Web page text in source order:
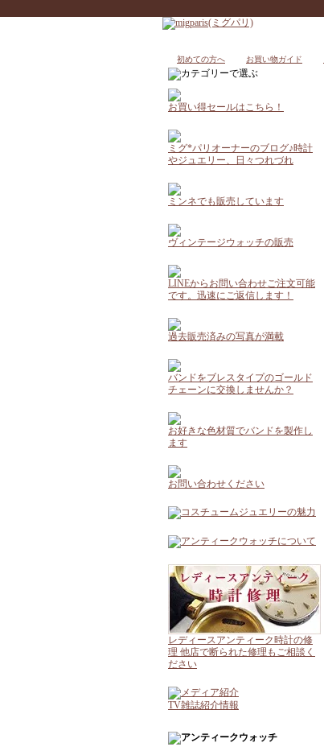
初めての方へ お買い物ガイド
お買い得セールはこちら！
ミグ*パリオーナーのブログ♪時計
やジュエリー、日々つれづれ
ミンネでも販売しています
ヴィンテージウォッチの販売
LINEからお問い合わせご注文可能
です。迅速にご返信します！
過去販売済みの写真が満載
バンドをブレスタイプのゴールド
チェーンに交換しませんか？
お好きな色材質でバンドを製作し
ます
お問い合わせください
レディースアンティーク時計の修
理 他店で断られた修理もご相談く
ださい
TV雑誌紹介情報